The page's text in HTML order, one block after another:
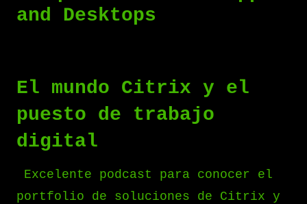
and Desktops
El mundo Citrix y el
puesto de trabajo
digital
Excelente podcast para conocer el
portfolio de soluciones de Citrix y